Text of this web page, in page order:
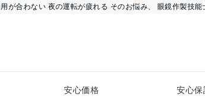
合わない 夜の運転が疲れる そのお悩み、 眼鏡作製技能
安心価格 安心保